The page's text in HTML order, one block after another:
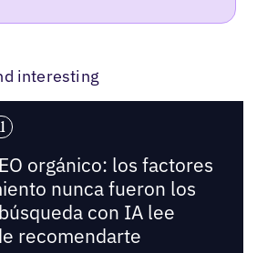
interesting
orgánico: los factores
nunca fueron los
con IA lee
recomendarte